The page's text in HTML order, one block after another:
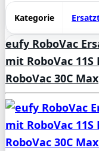
Kategorie
eufy RoboVac
mit RoboVac 11S
RoboVac 30C Max